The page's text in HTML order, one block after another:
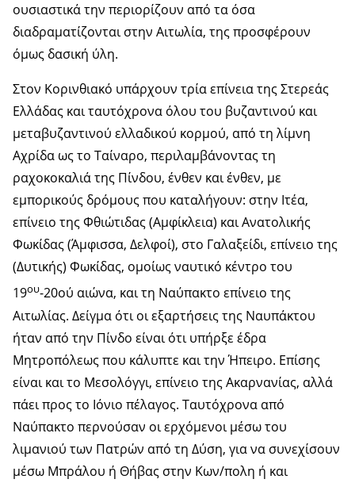
ουσιαστικά την περιορίζουν από τα όσα
διαδραματίζονται στην Αιτωλία, της προσφέρουν
όμως δασική ύλη.
Στον Κορινθιακό υπάρχουν τρία επίνεια της Στερεάς
Ελλάδας και ταυτόχρονα όλου του βυζαντινού και
μεταβυζαντινού ελλαδικού κορμού, από τη λίμνη
Αχρίδα ως το Ταίναρο, περιλαμβάνοντας τη
ραχοκοκαλιά της Πίνδου, ένθεν και ένθεν, με
εμπορικούς δρόμους που καταλήγουν: στην Ιτέα,
επίνειο της Φθιώτιδας (Αμφίκλεια) και Ανατολικής
Φωκίδας (Άμφισσα, Δελφοί), στο Γαλαξείδι, επίνειο της
(Δυτικής) Φωκίδας, ομοίως ναυτικό κέντρο του
19ου-20ού αιώνα, και τη Ναύπακτο επίνειο της
Αιτωλίας. Δείγμα ότι οι εξαρτήσεις της Ναυπάκτου
ήταν από την Πίνδο είναι ότι υπήρξε έδρα
Μητροπόλεως που κάλυπτε και την Ήπειρο. Επίσης
είναι και το Μεσολόγγι, επίνειο της Ακαρνανίας, αλλά
πάει προς το Ιόνιο πέλαγος. Ταυτόχρονα από
Ναύπακτο περνούσαν οι ερχόμενοι μέσω του
λιμανιού των Πατρών από τη Δύση, για να συνεχίσουν
μέσω Μπράλου ή Θήβας στην Κων/πολη ή και